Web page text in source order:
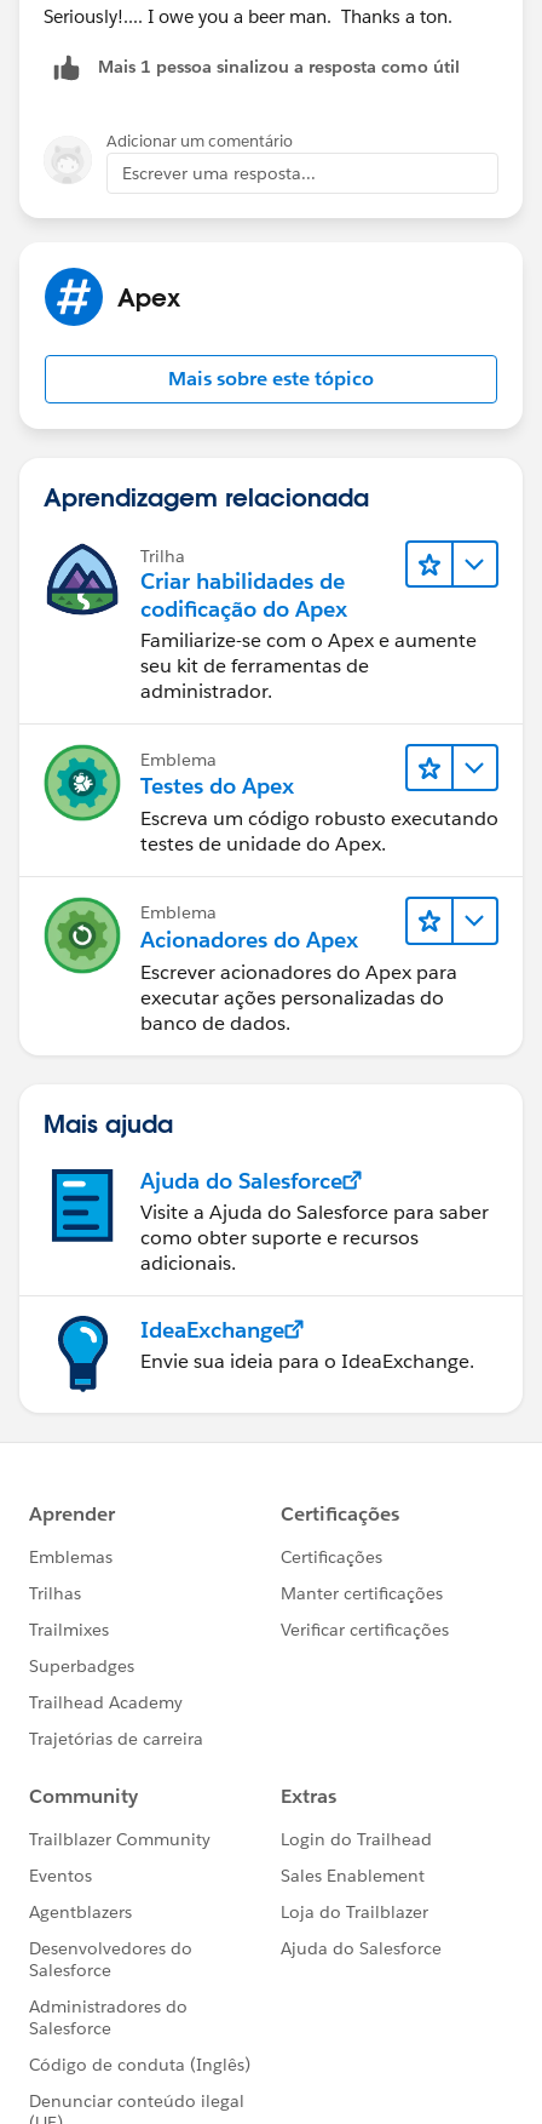
Seriously!.... I owe you a beer man. Thanks a ton.
Mais 1 pessoa sinalizou a resposta como útil
Adicionar um comentário
Escrever uma resposta...
Apex
Mais sobre este tópico
Aprendizagem relacionada
Trilha
Criar habilidades de
codificação do Apex
Familiarize-se com o Apex e aumente
seu kit de ferramentas de
administrador.
Emblema
Testes do Apex
Escreva um código robusto executando
testes de unidade do Apex.
Emblema
Acionadores do Apex
Escrever acionadores do Apex para
executar ações personalizadas do
banco de dados.
Mais ajuda
Ajuda do Salesforce
Visite a Ajuda do Salesforce para saber
como obter suporte e recursos
adicionais.
IdeaExchange
Envie sua ideia para o IdeaExchange.